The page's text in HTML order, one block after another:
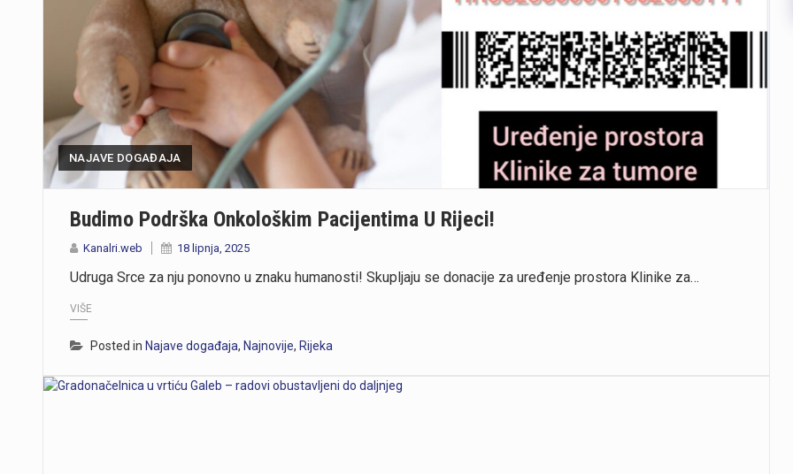
NAJAVE DOGAĐAJA
Budimo Podrška Onkološkim Pacijentima U Rijeci!
Kanalri.web 18 lipnja, 2025
Udruga Srce za nju ponovno u znaku humanosti! Skupljaju se donacije za uređenje prostora Klinike za…
VIŠE
Posted in Najave događaja, Najnovije, Rijeka